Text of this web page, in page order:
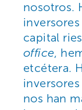
nosotros.
capital
office,
etcétera.
nos han